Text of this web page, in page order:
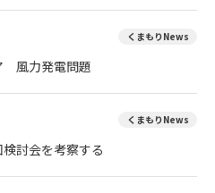
くまもりNews
風力発電問題
くまもりNews
討会を考察する